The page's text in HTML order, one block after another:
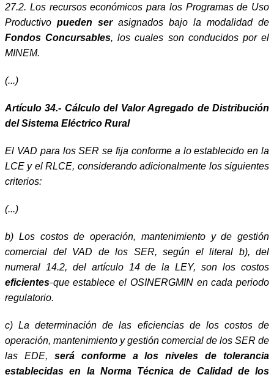
27.2. Los recursos económicos para los Programas de Uso
Productivo pueden ser asignados bajo la modalidad de
Fondos Concursables, los cuales son conducidos por el
MINEM.
(...)
Artículo 34.- Cálculo del Valor Agregado de Distribución
del Sistema Eléctrico Rural
El VAD para los SER se fija conforme a lo establecido en la
LCE y el RLCE, considerando adicionalmente los siguientes
criterios:
(...)
b) Los costos de operación, mantenimiento y de gestión
comercial del VAD de los SER, según el literal b), del
numeral 14.2, del artículo 14 de la LEY, son los costos
eficientes que establece el OSINERGMIN en cada periodo
regulatorio.
c) La determinación de las eficiencias de los costos de
operación, mantenimiento y gestión comercial de los SER de
las EDE, será conforme a los niveles de tolerancia
establecidas en la Norma Técnica de Calidad de los